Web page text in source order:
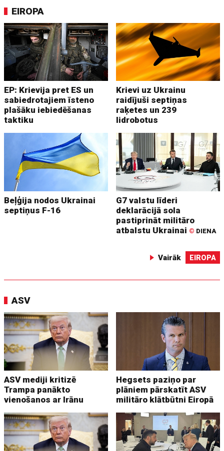
EIROPA
EP: Krievija pret ES un
sabiedrotajiem īsteno
plašāku iebiedēšanas
taktiku
Krievi uz Ukrainu
raidījuši septiņas
raķetes un 239
lidrobotus
Beļģija nodos Ukrainai
septiņus F-16
G7 valstu līderi
deklarācijā sola
pastiprināt militāro
atbalstu Ukrainai © DIENA
Vairāk EIROPA
ASV
ASV mediji kritizē
Trampa panākto
vienošanos ar Irānu
Hegsets paziņo par
plāniem pārskatīt ASV
militāro klātbūtni Eiropā